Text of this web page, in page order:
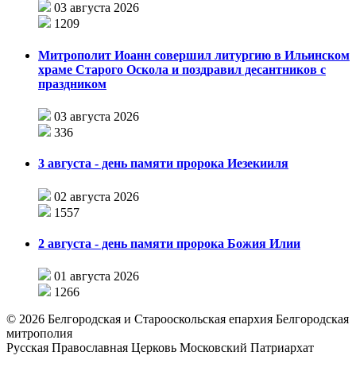
03 августа 2026
1209
Митрополит Иоанн совершил литургию в Ильинском
храме Старого Оскола и поздравил десантников с
праздником
03 августа 2026
336
3 августа - день памяти пророка Иезекииля
02 августа 2026
1557
2 августа - день памяти пророка Божия Илии
01 августа 2026
1266
© 2026 Белгородская и Старооскольская епархия Белгородская
митрополия
Русская Православная Церковь Московский Патриархат